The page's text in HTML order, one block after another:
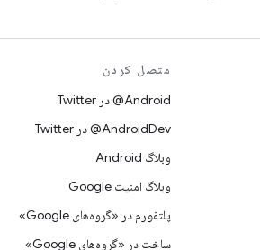
متصل کردن
Android@ در Twitter
AndroidDev@ در Twitter
وبلاگ Android
وبلاگ امنیت Google
پلتفورم در «گروه‌های Google»
ساخت در «گروه‌های Google»